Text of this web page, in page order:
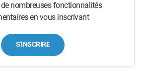
nombreuses fonctionnalités
en vous inscrivant
S'INSCRIRE